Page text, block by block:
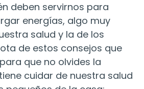
deben servirnos para
energías, algo muy
salud y la de los
de estos consejos que
que no olvides la
cuidar de nuestra salud